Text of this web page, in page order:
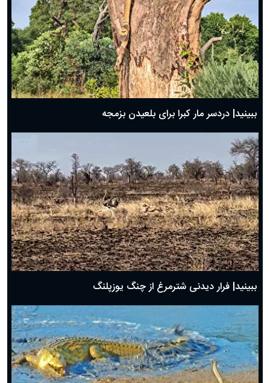
ببینید| دردسر مار کبرا برای بلعیدن بزمجه
ببینید| فرار دیدنی شترمرغ از چنگ یوزپلنگ